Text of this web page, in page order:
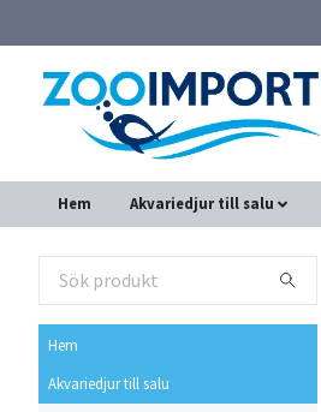
Hem Akvariedjur till salu
Hem
Akvariedjur till salu